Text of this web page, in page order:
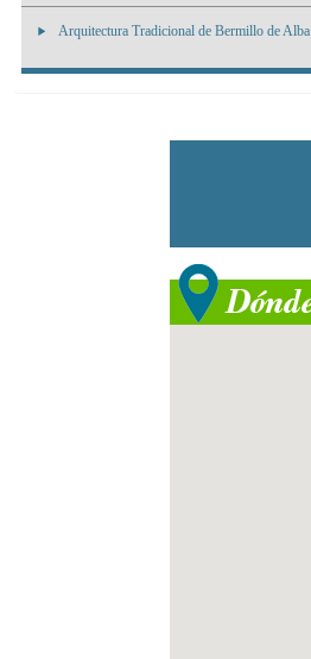
Arquitectura Tradicional de Bermillo de Alba